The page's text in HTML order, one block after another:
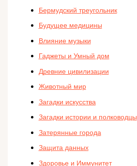
Бермудский треугольник
Будущее медицины
Влияние музыки
Гаджеты и Умный дом
Древние цивилизации
Животный мир
Загадки искусства
Загадки истории и полководцы
Затерянные города
Защита данных
Здоровье и Иммунитет